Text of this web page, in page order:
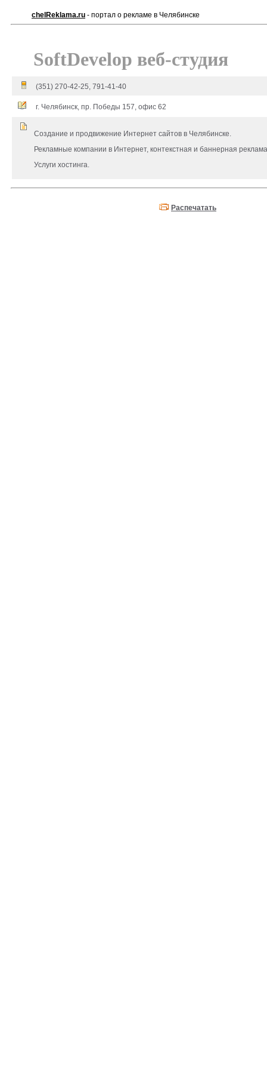
chelReklama.ru - портал о рекламе в Челябинске
SoftDevelop веб-студия
(351) 270-42-25, 791-41-40
г. Челябинск, пр. Победы 157, офис 62
Создание и продвижение Интернет сайтов в Челябинске.
Рекламные компании в Интернет, контекстная и баннерная
Услуги хостинга.
Распечатать